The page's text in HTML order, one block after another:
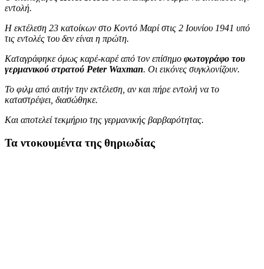
εντολή.
Η εκτέλεση 23 κατοίκων στο Κοντό Μαρί στις 2 Ιουνίου 1941 υπό
τις εντολές του δεν είναι η πρώτη.
Καταγράφηκε όμως καρέ-καρέ από τον επίσημο φωτογράφο του
γερμανικού στρατού Peter Waxman. Οι εικόνες συγκλονίζουν.
Το φιλμ από αυτήν την εκτέλεση, αν και πήρε εντολή να το
καταστρέψει, διασώθηκε.
Και αποτελεί τεκμήριο της γερμανικής βαρβαρότητας.
Τα ντοκουμέντα της θηριωδίας